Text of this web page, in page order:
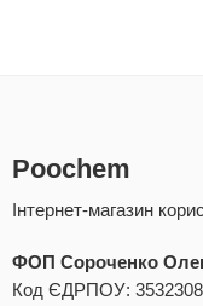
Poochem
Інтернет-магазин
ФОП Сороченко
Код ЄДРПОУ: